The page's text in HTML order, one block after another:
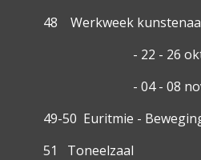
48 Werkweek
- 22 - 26
- 04 - 08
49-50 Euritmie -
51 Toneelzaal